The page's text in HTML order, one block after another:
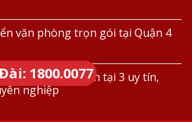
văn phòng trọn gói tại Quận 4
văn phòng quận tại 3 uy tín,
nghiệp
1800.0077